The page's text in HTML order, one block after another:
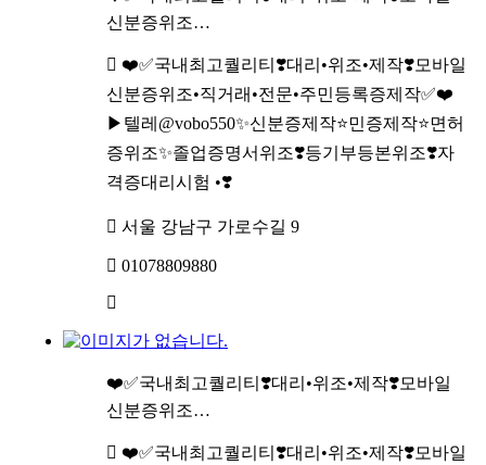
신분증위조…
❤️✅국내최고퀄리티❣️대리•위조•제작❣️모바일
신분증위조•직거래•전문•주민등록증제작✅❤️
▶텔레@vobo550✨신분증제작⭐민증제작⭐면허
증위조✨졸업증명서위조❣️등기부등본위조❣️자
격증대리시험 •❣️
서울 강남구 가로수길 9
01078809880
❤️✅국내최고퀄리티❣️대리•위조•제작❣️모바일
신분증위조…
❤️✅국내최고퀄리티❣️대리•위조•제작❣️모바일